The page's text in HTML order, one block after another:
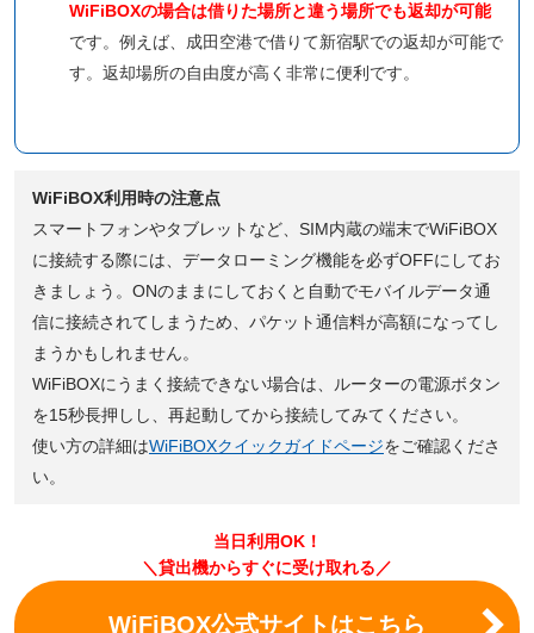
WiFiBOXの場合は借りた場所と違う場所でも返却が可能
です。例えば、成田空港で借りて新宿駅での返却が可能で
す。返却場所の自由度が高く非常に便利です。
WiFiBOX利用時の注意点
スマートフォンやタブレットなど、SIM内蔵の端末でWiFiBOX
に接続する際には、データローミング機能を必ずOFFにしてお
きましょう。ONのままにしておくと自動でモバイルデータ通
信に接続されてしまうため、パケット通信料が高額になってし
まうかもしれません。
WiFiBOXにうまく接続できない場合は、ルーターの電源ボタン
を15秒長押しし、再起動してから接続してみてください。
使い方の詳細はWiFiBOXクイックガイドページをご確認くださ
い。
当日利用OK！
＼貸出機からすぐに受け取れる／
WiFiBOX公式サイトはこちら